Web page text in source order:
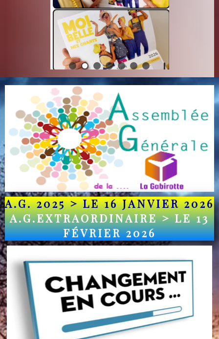
A.G. 2025 > LE 16 JANVIER 2026
A.G.EXTRAORDINAIRE > LE 13
FÉVRIER 2026